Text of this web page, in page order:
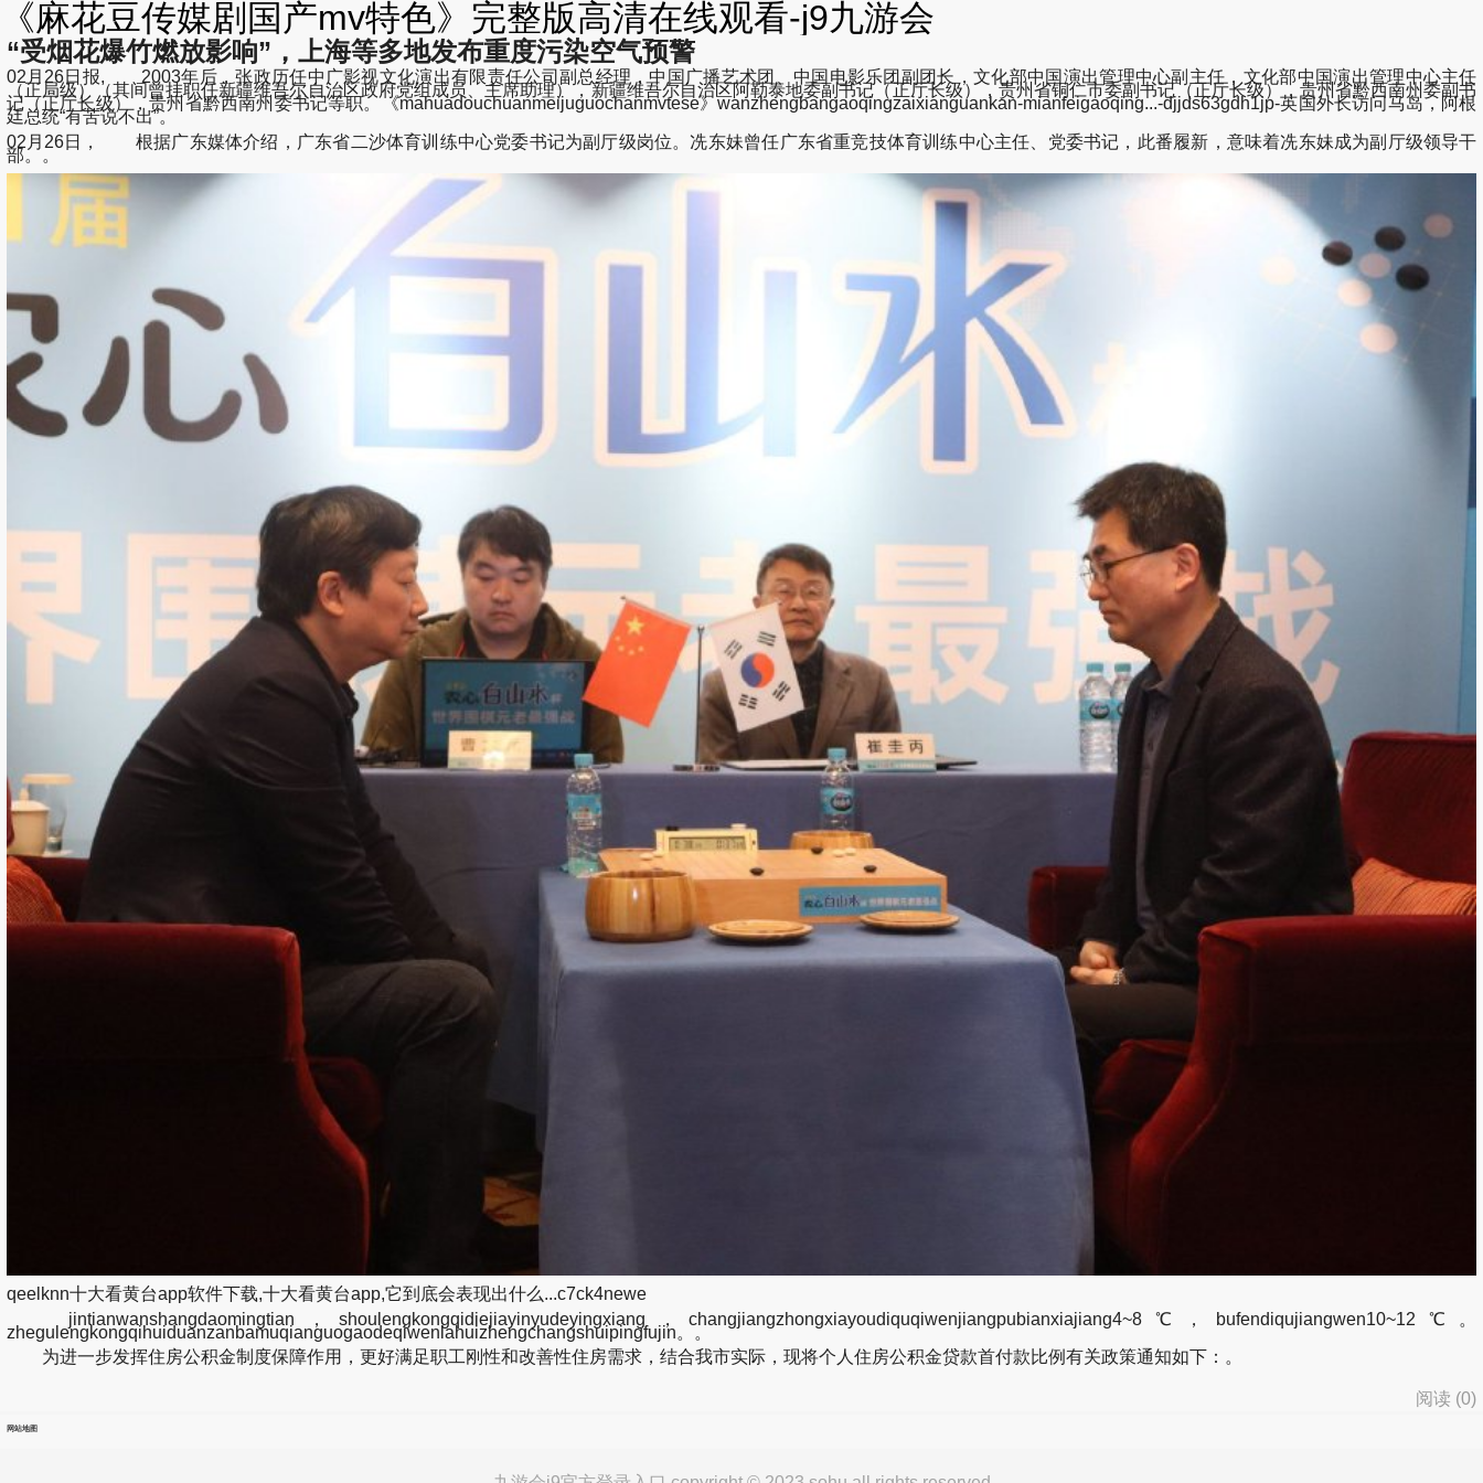
《麻花豆传媒剧国产mv特色》完整版高清在线观看-j9九游会
“受烟花爆竹燃放影响”，上海等多地发布重度污染空气预警
02月26日报, 2003年后，张政历任中广影视文化演出有限责任公司副总经理，中国广播艺术团、中国电影乐团副团长，文化部中国演出管理中心副主任，文化部中国演出管理中心主任
（正局级）（其间曾挂职任新疆维吾尔自治区政府党组成员、主席助理），新疆维吾尔自治区阿勒泰地委副书记（正厅长级），贵州省铜仁市委副书记（正厅长级），贵州省黔西南州委副书
记（正厅长级），贵州省黔西南州委书记等职。《mahuadouchuanmeijuguochanmvtese》wanzhengbangaoqingzaixianguankan-mianfeigaoqing...-djjds63gdh1jp-英国外长访问马岛，阿根
廷总统“有苦说不出”。
02月26日， 根据广东媒体介绍，广东省二沙体育训练中心党委书记为副厅级岗位。冼东妹曾任广东省重竞技体育训练中心主任、党委书记，此番履新，意味着冼东妹成为副厅级领导干
部。。
qeelknn十大看黄台app软件下载,十大看黄台app,它到底会表现出什么...c7ck4newe
jintianwanshangdaomingtian，shoulengkongqidiejiayinyudeyingxiang，changjiangzhongxiayoudiquqiwenjiangpubianxiajiang4~8℃，bufendiqujiangwen10~12℃。
zhegulengkongqihuiduanzanbamuqianguogaodeqiwenlahuizhengchangshuipingfujin。。
为进一步发挥住房公积金制度保障作用，更好满足职工刚性和改善性住房需求，结合我市实际，现将个人住房公积金贷款首付款比例有关政策通知如下：。
阅读 (0)
网站地图